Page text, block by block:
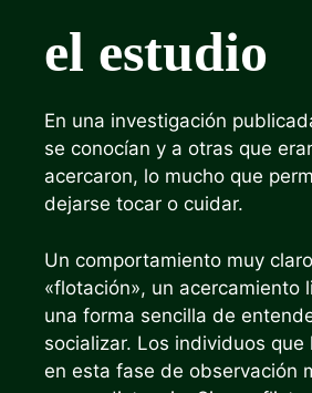
el estudio
En una investigación
se conocían y a otras que
acercaron, lo mucho que
dejarse tocar o cuidar.
Un comportamiento muy
«flotación», un acercamiento
una forma sencilla de
socializar. Los individuos
en esta fase de observación